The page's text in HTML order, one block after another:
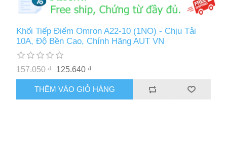
Khối Tiếp Điểm Omron A22-10 (1NO) - Chịu Tải
10A, Độ Bền Cao, Chính Hãng AUT VN
157.050 ₫ 125.640 ₫
THÊM VÀO GIỎ HÀNG